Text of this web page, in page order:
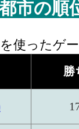
市の順
使ったゲ
勝